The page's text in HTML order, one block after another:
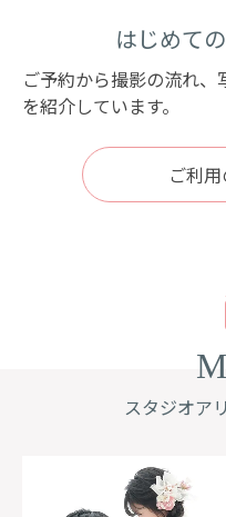
はじめて
ご予約から撮影の流れ、
を紹介しています。
ご利
スタジオア